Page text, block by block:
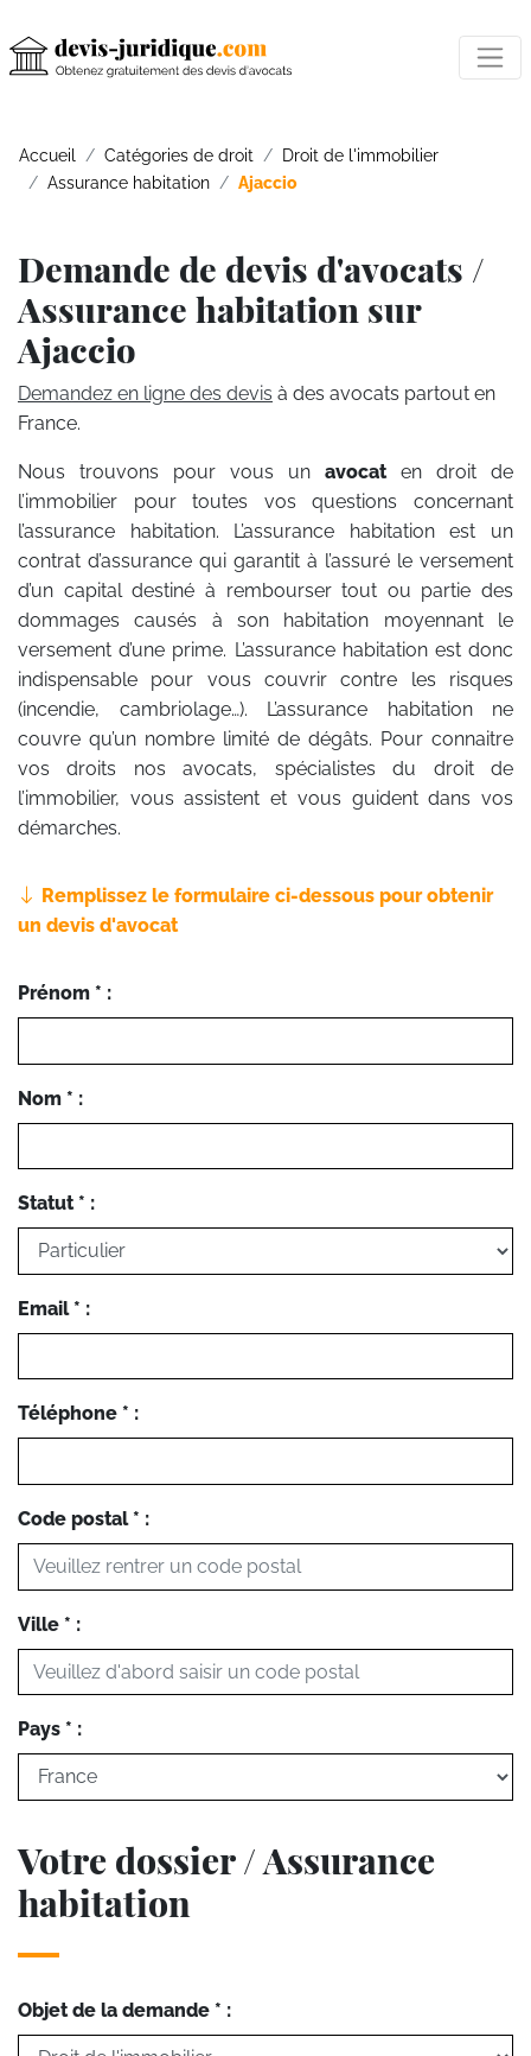
Accueil Catégories de droit
Droit de l'immobilier
Assurance habitation
Ajaccio
Demande de devis d'avocats /
Assurance habitation sur
Ajaccio
Demandez en ligne des devis à des avocats partout en
France.
Nous trouvons pour vous un avocat en droit de
l’immobilier pour toutes vos questions concernant
l’assurance habitation. L’assurance habitation est un
contrat d’assurance qui garantit à l’assuré le versement
d’un capital destiné à rembourser tout ou partie des
dommages causés à son habitation moyennant le
versement d’une prime. L’assurance habitation est donc
indispensable pour vous couvrir contre les risques
(incendie, cambriolage…). L’assurance habitation ne
couvre qu’un nombre limité de dégâts. Pour connaitre
vos droits nos avocats, spécialistes du droit de
l’immobilier, vous assistent et vous guident dans vos
démarches.
Remplissez le formulaire ci-dessous pour obtenir
un devis d'avocat
Prénom * :
Nom * :
Statut * :
Email * :
Téléphone * :
Code postal * :
Ville * :
Pays * :
Votre dossier / Assurance
habitation
Objet de la demande * :